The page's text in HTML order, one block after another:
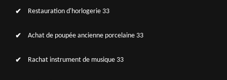
Restauration d'horlogerie 33
Achat de poupée ancienne porcelaine 33
Rachat instrument de musique 33